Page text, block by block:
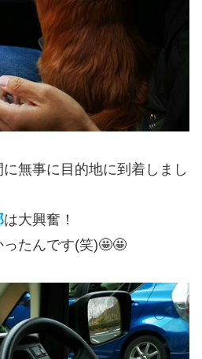
無事に目的地に到着しまし
は大興奮！
たんです(笑)🤩🤩